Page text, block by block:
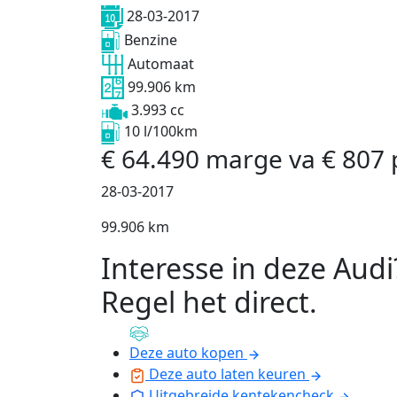
28-03-2017
Benzine
Automaat
99.906 km
3.993 cc
10 l/100km
€ 64.490 marge va € 807
28-03-2017
99.906 km
Interesse in deze
Regel het direct.
Deze auto kopen
Deze auto laten keuren